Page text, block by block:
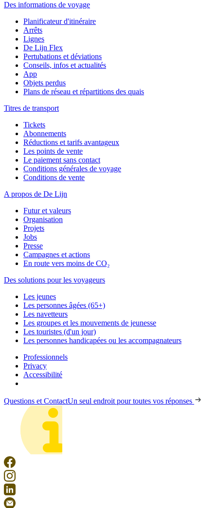
Des informations de voyage
Planificateur d'itinéraire
Arrêts
Lignes
De Lijn Flex
Pertubations et déviations
Conseils, infos et actualités
App
Objets perdus
Plans de réseau et répartitions des quais
Titres de transport
Tickets
Abonnements
Réductions et tarifs avantageux
Les points de vente
Le paiement sans contact
Conditions générales de voyage
Conditions de vente
A propos de De Lijn
Futur et valeurs
Organisation
Projets
Jobs
Presse
Campagnes et actions
En route vers moins de CO₂
Des solutions pour les voyageurs
Les jeunes
Les personnes âgées (65+)
Les navetteurs
Les groupes et les mouvements de jeunesse
Les touristes (d'un jour)
Les personnes handicapées ou les accompagnateurs
Professionnels
Privacy
Accessibilité
Questions et ContactUn seul endroit pour toutes vos réponses